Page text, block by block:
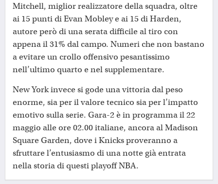
Mitchell, miglior realizzatore della squadra, oltre
ai 15 punti di Evan Mobley e ai 15 di Harden,
autore però di una serata difficile al tiro con
appena il 31% dal campo. Numeri che non bastano
a evitare un crollo offensivo pesantissimo
nell’ultimo quarto e nel supplementare.
New York invece si gode una vittoria dal peso
enorme, sia per il valore tecnico sia per l’impatto
emotivo sulla serie. Gara-2 è in programma il 22
maggio alle ore 02.00 italiane, ancora al Madison
Square Garden, dove i Knicks proveranno a
sfruttare l’entusiasmo di una notte già entrata
nella storia di questi playoff NBA.